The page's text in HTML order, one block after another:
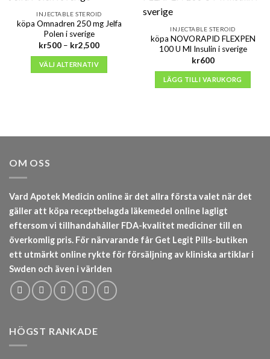
INJECTABLE STEROID
köpa Omnadren 250 mg Jelfa
Polen i sverige
kr500 – kr2,500Prisintervall:
VÄLJ ALTERNATIV
INJECTABLE STEROID
köpa NOVORAPID FLEXPEN
100 U Ml Insulin i sverige
kr600
LÄGG TILL I VARUKORG
OM OSS
Vard Apotek Medicin online är det allra första valet när det
gäller att köpa receptbelagda läkemedel online lagligt
eftersom vi tillhandahåller FDA-kvalitet mediciner till en
överkomlig pris. För närvarande får Get Legit Pills-butiken
ett utmärkt online rykte för försäljning av kliniska artiklar i
Swden och även i världen
HÖGST RANKADE